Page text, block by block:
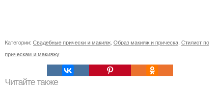
Категории: Свадебные прически и макияж Образ макияж и прическа Стилист по
прическам и макияжу
Читайте также